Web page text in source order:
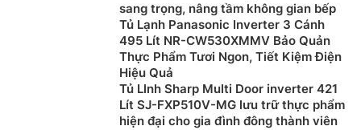
sang trọng, nâng tầm không gian bếp
Tủ Lạnh Panasonic Inverter 3 Cánh
495 Lít NR-CW530XMMV Bảo Quản
Thực Phẩm Tươi Ngon, Tiết Kiệm Điện
Hiệu Quả
Tủ Llnh Sharp Multi Door inverter 421
Lít SJ-FXP510V-MG lưu trữ thực phẩm
hiện đại cho gia đình đông thành viên